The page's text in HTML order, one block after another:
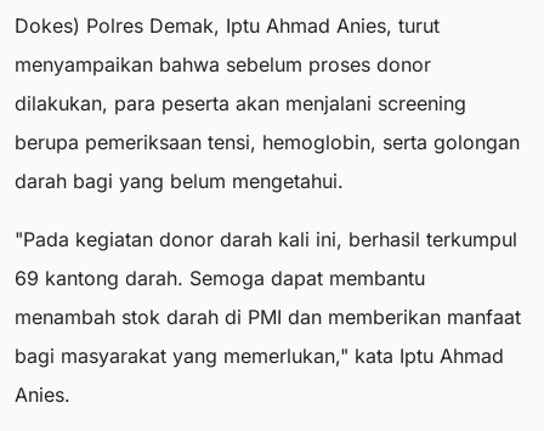
Dokes) Polres Demak, Iptu Ahmad Anies, turut
menyampaikan bahwa sebelum proses donor
dilakukan, para peserta akan menjalani screening
berupa pemeriksaan tensi, hemoglobin, serta golongan
darah bagi yang belum mengetahui.
"Pada kegiatan donor darah kali ini, berhasil terkumpul
69 kantong darah. Semoga dapat membantu
menambah stok darah di PMI dan memberikan manfaat
bagi masyarakat yang memerlukan," kata Iptu Ahmad
Anies.